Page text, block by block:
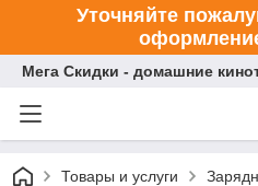
Уточняйте
Мега Скидки - домашние
Товары и услуги